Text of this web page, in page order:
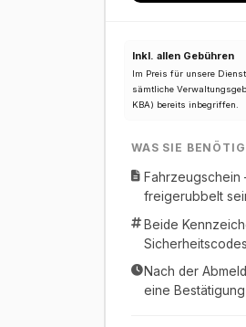
Inkl. allen Gebühren
Im Preis für unsere
sämtliche
KBA) bereits inbegriffen.
WAS SIE
freigerubbelt
Beide
Sicherheitscodes
Nach der
eine Bestätigung